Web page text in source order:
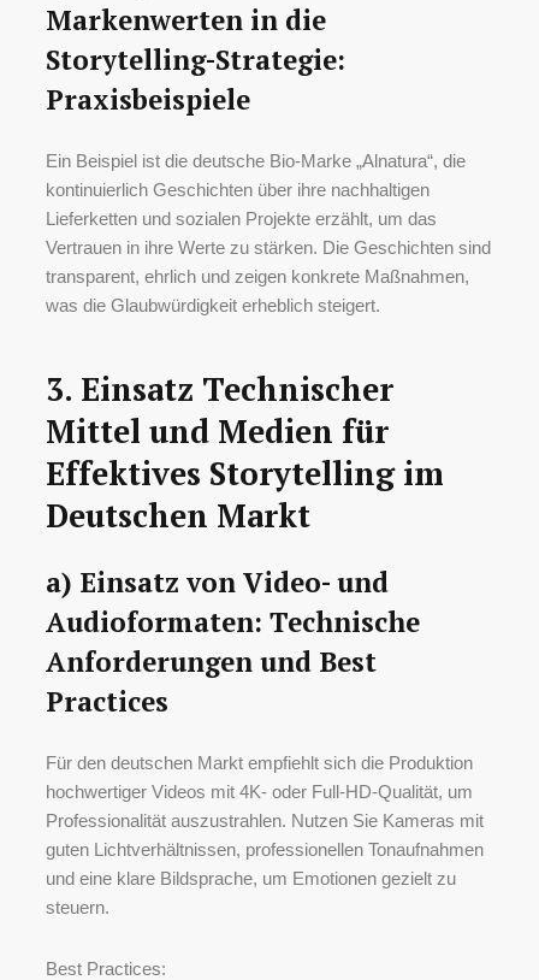
Markenwerten in die
Storytelling-Strategie:
Praxisbeispiele
Ein Beispiel ist die deutsche Bio-Marke „Alnatura“, die
kontinuierlich Geschichten über ihre nachhaltigen
Lieferketten und sozialen Projekte erzählt, um das
Vertrauen in ihre Werte zu stärken. Die Geschichten sind
transparent, ehrlich und zeigen konkrete Maßnahmen,
was die Glaubwürdigkeit erheblich steigert.
3. Einsatz Technischer
Mittel und Medien für
Effektives Storytelling im
Deutschen Markt
a) Einsatz von Video- und
Audioformaten: Technische
Anforderungen und Best
Practices
Für den deutschen Markt empfiehlt sich die Produktion
hochwertiger Videos mit 4K- oder Full-HD-Qualität, um
Professionalität auszustrahlen. Nutzen Sie Kameras mit
guten Lichtverhältnissen, professionellen Tonaufnahmen
und eine klare Bildsprache, um Emotionen gezielt zu
steuern.
Best Practices: